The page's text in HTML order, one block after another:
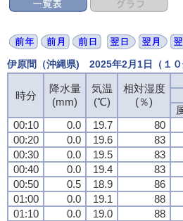
伊原間（沖縄県) 2025年2月1日（１０
時分
降水量
(mm)
気温
(℃)
相対湿度
(％)
00:10
0.0 19.7 80
00:20
0.0 19.6 83
00:30
0.0 19.5 83
00:40
0.0 19.4 83
00:50
0.5 18.9 86
01:00
0.0 19.1 88
01:10
0.0 19.0 88